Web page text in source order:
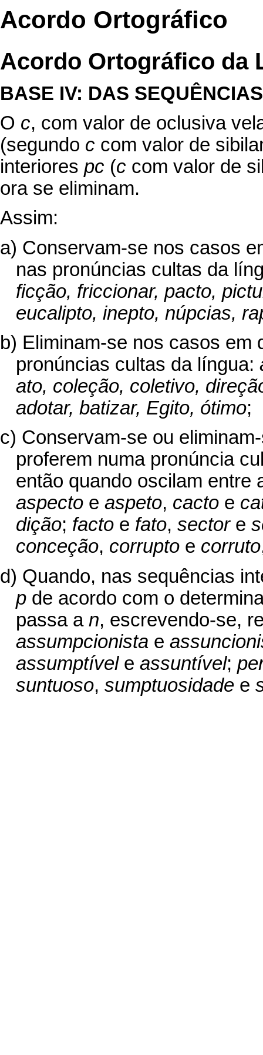
Acordo Ortográfico
Acordo Ortográfico da
BASE IV: DAS
O c, com valor de oclusiva
(segundo c com valor de
interiores pc (c com valor de
ora se eliminam.
Assim:
a) Conservam-se nos casos
nas pronúncias cultas da
ficção, friccionar, pacto,
eucalipto, inepto, núpcias,
b) Eliminam-se nos casos em
pronúncias cultas da língua:
ato, coleção, coletivo,
adotar, batizar, Egito, ótimo;
c) Conservam-se ou
proferem numa pronúncia
então quando oscilam entre
aspecto e aspeto, cacto e
dição; facto e fato, sectore
conceção, corrupto e corruto
d) Quando, nas sequências
p de acordo com o
passa a n, escrevendo-se,
assumpcionista e
assumptívele assuntível;
suntuoso, sumptuosidade e